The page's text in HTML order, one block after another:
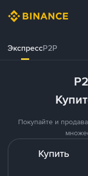
ЭкспрессP2P
Покупайте и
Купить